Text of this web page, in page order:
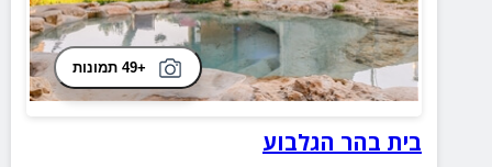
+49 תמונות
בית בהר הגלבוע